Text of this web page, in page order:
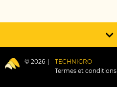
© 2026
TECHNIGRO
Termes et conditions